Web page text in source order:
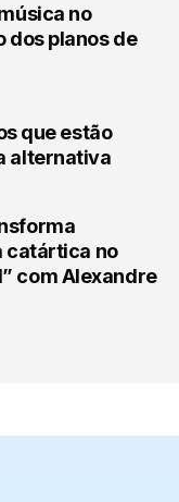
no
dos planos de
que estão
alternativa
catártica no
com Alexandre